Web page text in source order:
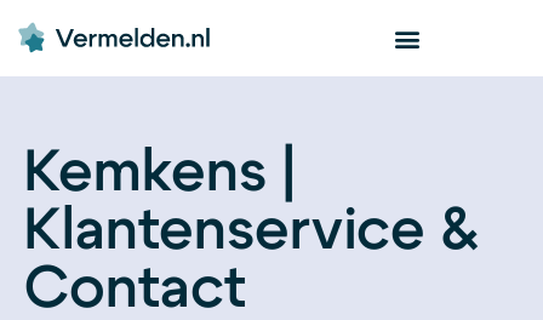
Kemkens |
Klantenservice &
Contact